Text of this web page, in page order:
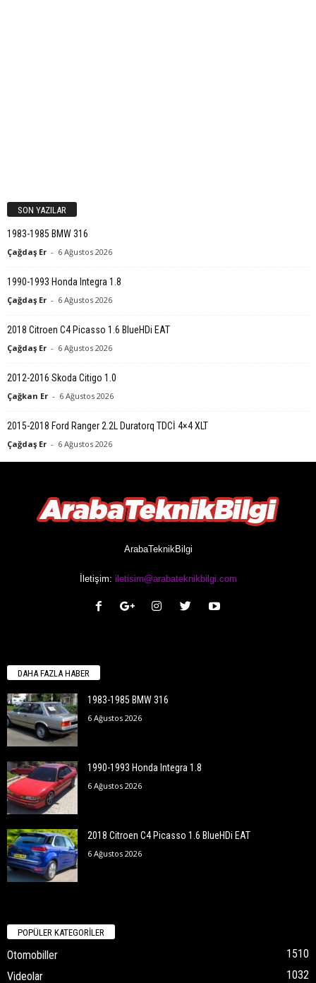
SON YAZILAR
1983-1985 BMW 316
Çağdaş Er - 6 Ağustos 2026
1990-1993 Honda Integra 1.8
Çağdaş Er - 6 Ağustos 2026
2018 Citroen C4 Picasso 1.6 BlueHDi EAT
Çağdaş Er - 6 Ağustos 2026
2012-2016 Skoda Citigo 1.0
Çağkan Er - 6 Ağustos 2026
2015-2018 Ford Ranger 2.2L Duratorq TDCİ 4×4 XLT
Çağdaş Er - 6 Ağustos 2026
ArabaTeknikBilgi
İletişim: iletisim@arabateknikbilgi.com
DAHA FAZLA HABER
1983-1985 BMW 316
6 Ağustos 2026
1990-1993 Honda Integra 1.8
6 Ağustos 2026
2018 Citroen C4 Picasso 1.6 BlueHDi EAT
6 Ağustos 2026
POPÜLER KATEGORİLER
Otomobiller
1510
Videolar
1032